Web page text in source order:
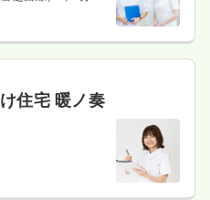
住宅 暖ノ奏